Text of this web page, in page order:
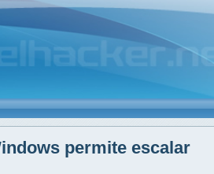
permite escalar